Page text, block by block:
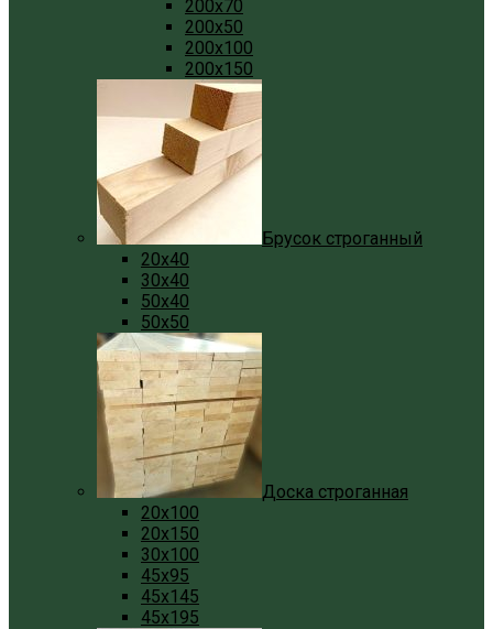
200x70
200x50
200x100
200x150
Брусок строганный
20x40
30x40
50x40
50x50
Доска строганная
20x100
20x150
30x100
45x95
45x145
45x195